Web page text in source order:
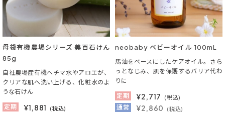
母袋有機農場シリーズ 美百石けん
85g
自社農場産有機ヘチマ水やアロエが、
クリアな肌へ洗い上げる、化粧水のよ
うな石けん
定期
¥1,881 (税込)
neobaby ベビーオイル 100mL
馬油をベースにしたケアオイル。さら
っとなじみ、肌を保護するバリア代わ
りに
定期
¥2,717 (税込)
通常 ¥2,860 (税込)